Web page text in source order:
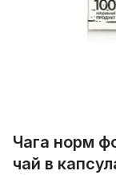
Чага норм
чай в